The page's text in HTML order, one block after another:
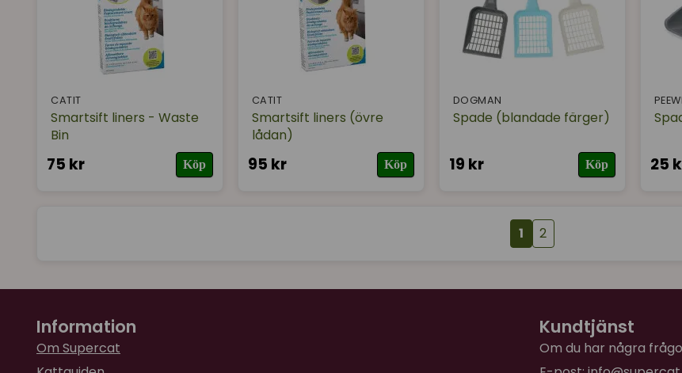
CATIT
Smartsift liners - Waste
Bin
75 kr Köp
CATIT
Smartsift liners (övre
lådan)
95 kr Köp
DOGMAN
Spade (blandade färger)
19 kr Köp 25
1 2
Information
Om Supercat
Kundtjänst
Om du har några